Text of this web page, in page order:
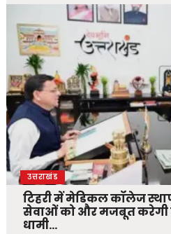
उत्तराखंड
टिहरी में मेडिकल कॉलेज
सेवाओं को और मजबूत करेगी
धामी…